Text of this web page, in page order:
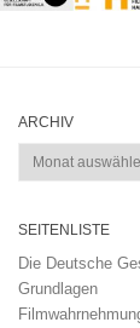
ARCHIV
Archiv
SEITENLISTE
Die Deutsche
Grundlagen